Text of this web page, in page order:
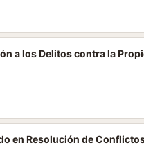
a los Delitos contra la
en Resolución de